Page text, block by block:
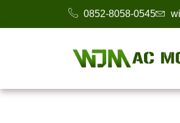
0852-8058-0545